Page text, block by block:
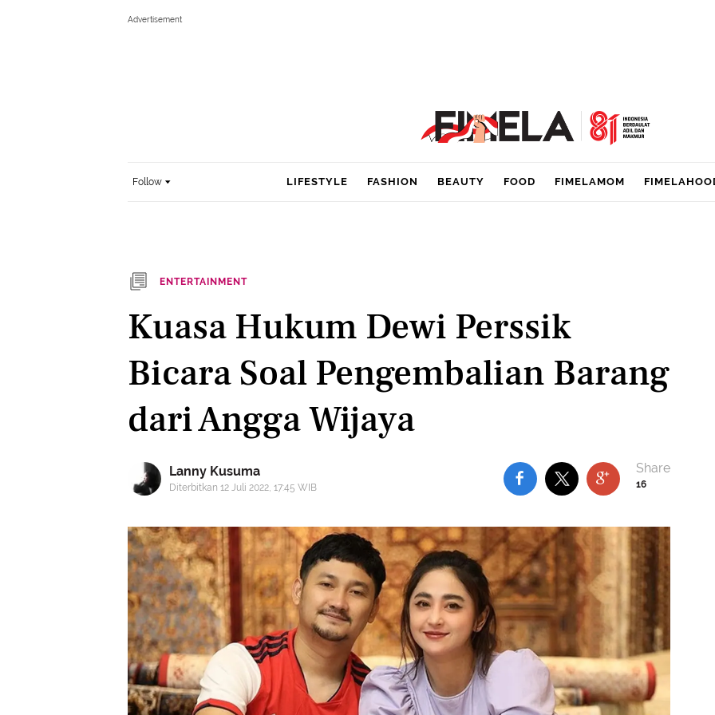
Follow LIFESTYLE FASHION BEAUTY FOOD FIMELAMOM
ENTERTAINMENT
Kuasa Hukum Dewi Perssik
Bicara Soal Pengembalian Barang
dari Angga Wijaya
Lanny Kusuma
Diterbitkan 12 Juli 2022, 17:45 WIB 16